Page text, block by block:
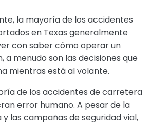
la mayoría de los accidentes
en Texas generalmente
con saber cómo operar un
a menudo son las decisiones que
mientras está al volante.
de los accidentes de carretera
error humano. A pesar de la
las campañas de seguridad vial,